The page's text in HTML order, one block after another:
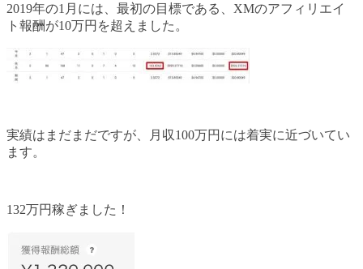
2019年の1月には、最初の目標である、XMのアフィリエイ
ト報酬が10万円を超えました。
実績はまだまだですが、月収100万円には着実に近づいてい
ます。
132万円稼ぎました！